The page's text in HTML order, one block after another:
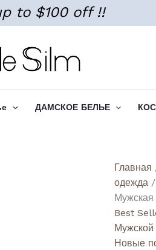
to $100 off !!
ДАМСКОЕ БЕЛЬЕ
Главная
одежда /
Best
Мужской
Новые
товара
Men's